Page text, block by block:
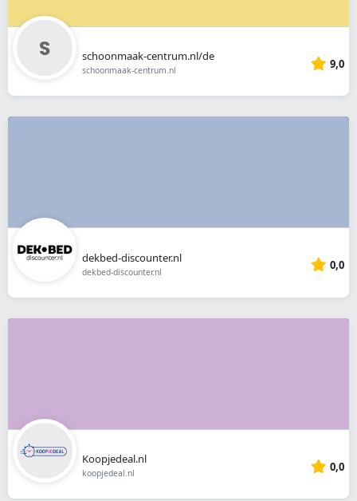
schoonmaak-centrum.nl/de
schoonmaak-centrum.nl 9,0
dekbed-discounter.nl
dekbed-discounter.nl 0,0
Koopjedeal.nl
koopjedeal.nl 0,0